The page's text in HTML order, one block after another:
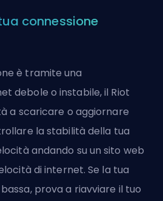
connessione
è tramite una
debole o instabile, il Riot
a scaricare o aggiornare
la stabilità della tua
andando su un sito web
di internet. Se la tua
prova a riavviare il tuo